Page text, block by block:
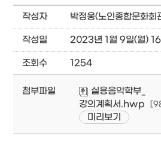
작성자 박정웅(노인종합문화회
작성일 2023년 1월 9일(월)
조회수 1254
첨부파일
실용음악학부_
강의계획서.hwp
미리보기